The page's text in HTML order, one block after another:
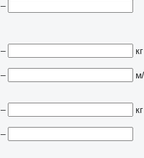
–
–
кг
–
м/
–
кг
–